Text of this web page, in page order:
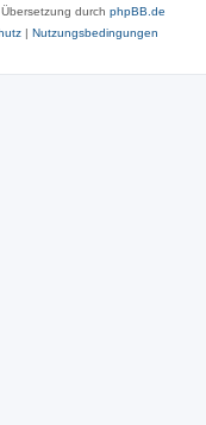
durch phpBB.de
| Nutzungsbedingungen